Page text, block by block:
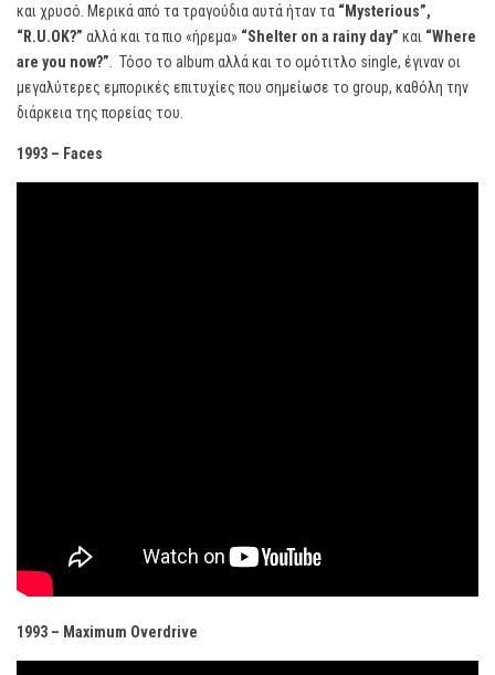
και χρυσό. Μερικά από τα τραγούδια αυτά ήταν τα “Mysterious”,
“R.U.OK?” αλλά και τα πιο «ήρεμα» “Shelter on a rainyday” και “Where
are you now?” . Τόσο το album αλλά και το ομότιτλο single, έγιναν οι
μεγαλύτερες εμπορικές επιτυχίες που σημείωσε το group, καθόλη την
διάρκεια της πορείας του.
1993 – Faces
1993 – Maximum Overdrive